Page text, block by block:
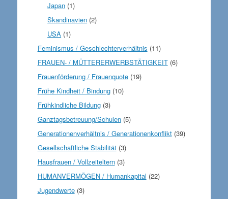
Japan (1)
Skandinavien (2)
USA (1)
Feminismus / Geschlechterverhältnis (11)
FRAUEN- / MÜTTERERWERBSTÄTIGKEIT(6)
Frauenförderung / Frauenquote(19)
Frühe Kindheit / Bindung(10)
Frühkindliche Bildung(3)
Ganztagsbetreuung/Schulen(5)
Generationenverhältnis / Generationenkonflikt(39)
Gesellschaftliche Stabilität(3)
Hausfrauen / Vollzeiteltern(3)
HUMANVERMÖGEN / Humankapital (22)
Jugendwerte(3)